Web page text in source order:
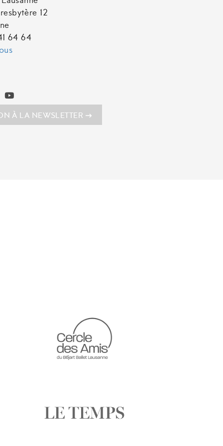
12
64 64
À LA NEWSLETTER